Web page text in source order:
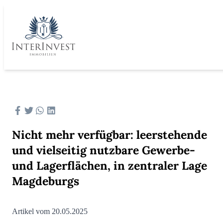
Nicht mehr verfügbar: leerstehende
und vielseitig nutzbare Gewerbe-
und Lagerflächen, in zentraler Lage
Magdeburgs
Artikel vom 20.05.2025